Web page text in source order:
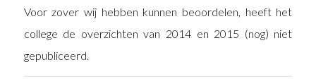
Voor zover wij hebben kunnen beoordelen, heeft het
college de overzichten van 2014 en 2015 (nog) niet
gepubliceerd.